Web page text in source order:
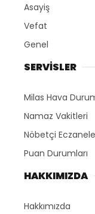
Asayiş
Vefat
Genel
SERVİSLER
Milas Hava
Namaz Vakitleri
Nöbetçi
Puan Durumları
HAKKIMIZDA
Hakkımızda